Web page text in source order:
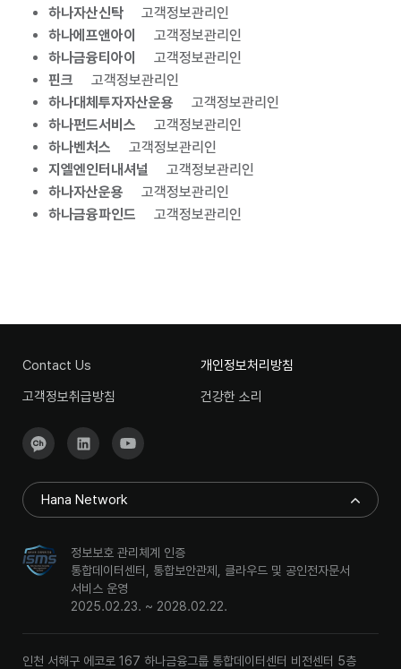
하나자산신탁
고객정보관리인
하나에프앤아이
고객정보관리인
하나금융티아이
고객정보관리인
핀크
고객정보관리인
하나대체투자자산운용
고객정보관리인
하나펀드서비스
고객정보관리인
하나벤처스
고객정보관리인
지엘엔인터내셔널
고객정보관리인
하나자산운용
고객정보관리인
하나금융파인드
고객정보관리인
Contact Us
개인정보처리방침
고객정보취급방침
건강한 소리
Hana Network
정보보호 관리체계 인증
통합데이터센터, 통합보안관제, 클라우드 및 공인전자문서
서비스 운영
2025.02.23. ~ 2028.02.22.
인천 서해구 에코로 167 하나금융그룹 통합데이터센터 비전센터 5층